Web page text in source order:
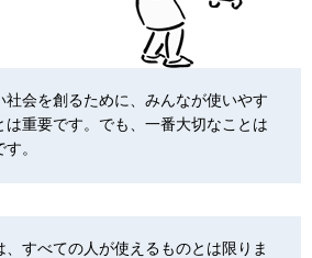
会を創るために、みんなが使いやす
は重要です。でも、一番大切なことは
。
すべての人が使えるものとは限りま